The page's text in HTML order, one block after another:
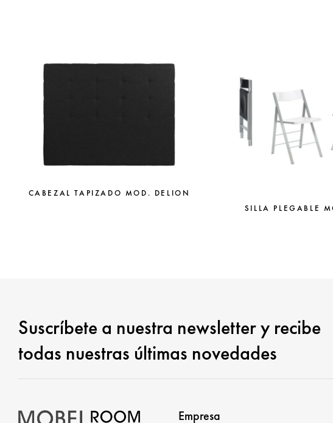
CABEZAL TAPIZADO MOD. DELION
SILLA PLEGABLE
Suscríbete a nuestra newsletter y recibe
todas nuestras últimas novedades
Empresa